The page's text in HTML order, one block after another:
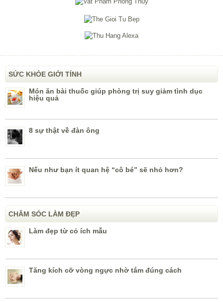
SỨC KHỎE GIỚI TÍNH
Món ăn bài thuốc giúp phòng trị suy giảm tình dục
hiệu quả
8 sự thật về đàn ông
Nếu như bạn ít quan hệ “cô bé” sẽ nhỏ hơn?
CHĂM SÓC LÀM ĐẸP
Làm đẹp từ cỏ ích mẫu
Tăng kích cỡ vòng ngực nhờ tắm đúng cách